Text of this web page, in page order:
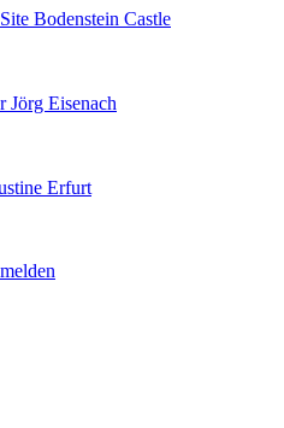
Bodenstein Castle
Jörg Eisenach
Erfurt